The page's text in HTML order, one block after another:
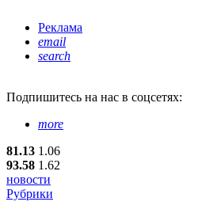
Реклама
email
search
Подпишитесь на нас в соцсетях:
more
81.13 1.06
93.58 1.62
новости
Рубрики